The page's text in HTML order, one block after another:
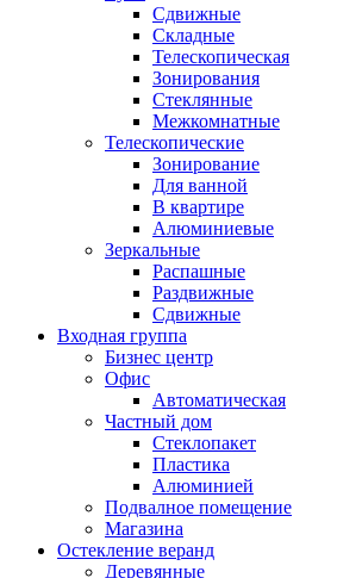
Сдвижные
Складные
Телескопическая
Зонирования
Стеклянные
Межкомнатные
Телескопические
Зонирование
Для ванной
В квартире
Алюминиевые
Зеркальные
Распашные
Раздвижные
Сдвижные
Входная группа
Бизнес центр
Офис
Автоматическая
Частный дом
Стеклопакет
Пластика
Алюминией
Подвалное помещение
Магазина
Остекление веранд
Деревянные